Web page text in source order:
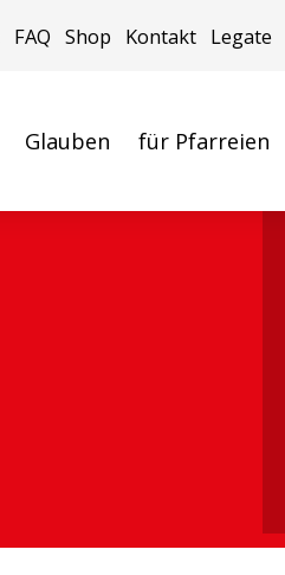
FAQ Shop Kontakt Legate
Glauben für Pfarreien